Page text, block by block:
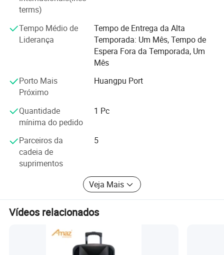
e 6 linhas para placa principal. Além disso, temos 3
materiais e 5 conjuntos de máquinas AI para placa
principal, para que possamos produzir cerca de 10K placa
principal e 10K conjunto completo de colunas todos os
terms)
Tempo Médio de
Liderança
Tempo de Entrega da Alta
Temporada: Um Mês, Tempo de
Espera Fora da Temporada, Um
Mês
Porto Mais
Próximo
Huangpu Port
Quantidade
mínima do pedido
1 Pc
Parceiros da
cadeia de
suprimentos
5
Veja Mais
Vídeos relacionados